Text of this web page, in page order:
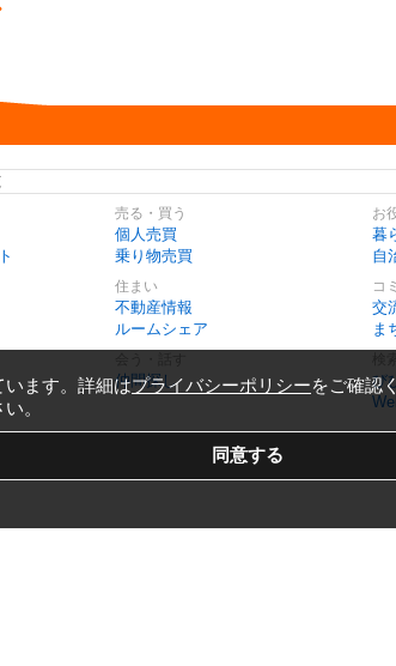
売る・買う
個人売買
乗り物売買
住まい
不動産情報
ルームシェア
仲間探し
お
暮
自
コ
交
ま
び
ます。詳細はプライバシーポリシーをご確認
。